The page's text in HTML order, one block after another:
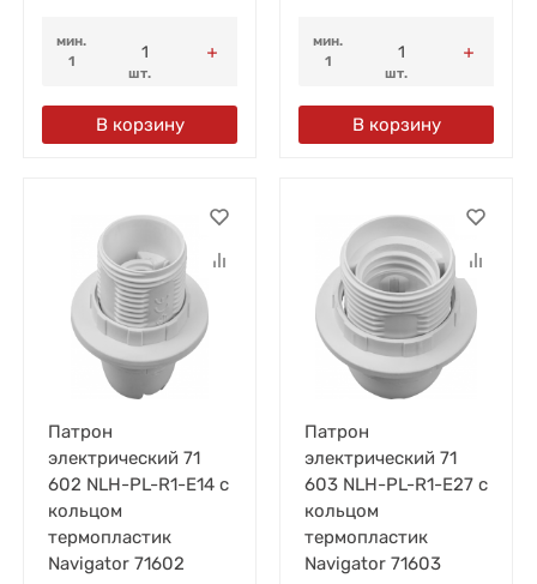
мин.
1
шт.
В корзину
мин.
1
шт.
В корзину
Патрон
электрический 71
602 NLH-PL-R1-E14 с
кольцом
термопластик
Navigator 71602
Патрон
электрический 71
603 NLH-PL-R1-E27 с
кольцом
термопластик
Navigator 71603